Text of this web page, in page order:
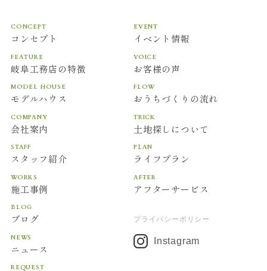
CONCEPT
コンセプト
FEATURE
岐阜工務店の特徴
MODEL HOUSE
モデルハウス
COMPANY
会社案内
STAFF
スタッフ紹介
WORKS
施工事例
EVENT
イベント情報
VOICE
お客様の声
FLOW
おうちづくりの流れ
TRICK
土地探しについて
PLAN
ライフプラン
AFTER
アフターサービス
BLOG
ブログ
NEWS
ニュース
REQUEST
プライバシーポリシー
Instagram